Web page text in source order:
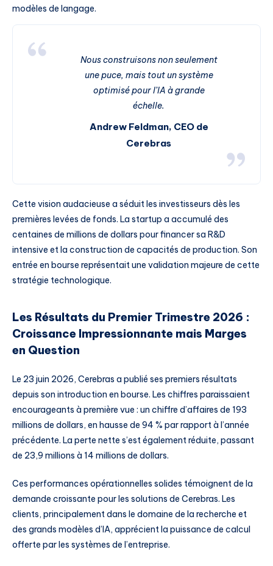
modèles de langage.
Nous construisons non seulement
une puce, mais tout un système
optimisé pour l’IA à grande
échelle.
Andrew Feldman, CEO de
Cerebras
Cette vision audacieuse a séduit les investisseurs dès les
premières levées de fonds. La startup a accumulé des
centaines de millions de dollars pour financer sa R&D
intensive et la construction de capacités de production. Son
entrée en bourse représentait une validation majeure de cette
stratégie technologique.
Les Résultats du Premier Trimestre 2026 :
Croissance Impressionnante mais Marges
en Question
Le 23 juin 2026, Cerebras a publié ses premiers résultats
depuis son introduction en bourse. Les chiffres paraissaient
encourageants à première vue : un chiffre d’affaires de 193
millions de dollars, en hausse de 94 % par rapport à l’année
précédente. La perte nette s’est également réduite, passant
de 23,9 millions à 14 millions de dollars.
Ces performances opérationnelles solides témoignent de la
demande croissante pour les solutions de Cerebras. Les
clients, principalement dans le domaine de la recherche et
des grands modèles d’IA, apprécient la puissance de calcul
offerte par les systèmes de l’entreprise.